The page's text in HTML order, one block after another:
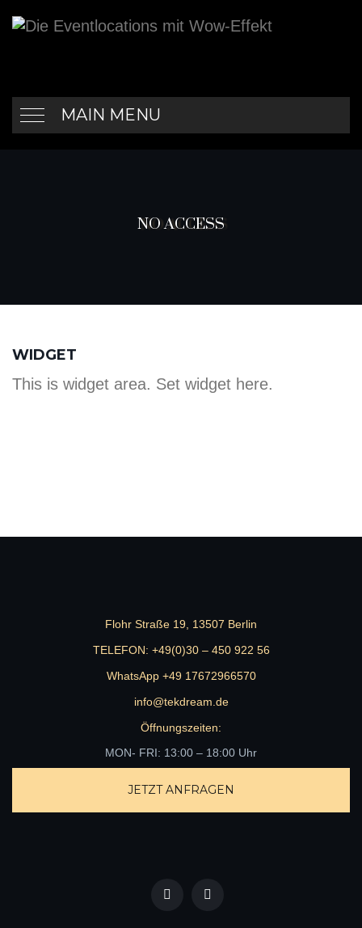
MAIN MENU
NO ACCESS
WIDGET
This is widget area. Set widget here.
Flohr Straße 19, 13507 Berlin
TELEFON: +49(0)30 – 450 922 56
WhatsApp +49 17672966570
info@tekdream.de
Öffnungszeiten:
MON- FRI: 13:00 – 18:00 Uhr
JETZT ANFRAGEN